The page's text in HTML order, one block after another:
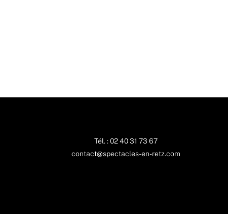
Tél. : 02 40 31 73 67
contact@spectacles-en-retz.com